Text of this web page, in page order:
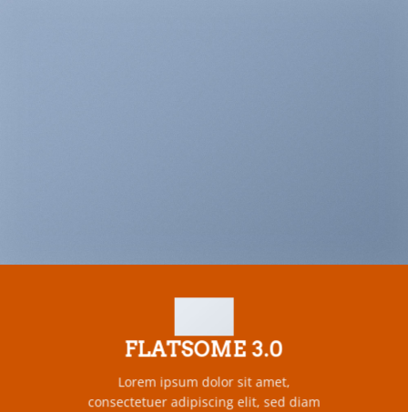
FLATSOME 3.0
Lorem ipsum dolor sit amet,
consectetuer adipiscing elit, sed diam